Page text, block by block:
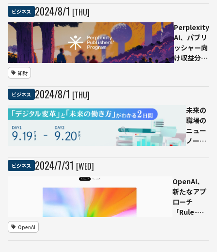
業の
自動
化を
目指
す
ーシ
ョン
提供
開始
発を加速
ビジネス 2024/8/1 [THU]
Perplexity
AI、パブリ
ッシャー向
け収益分配
知財
ビジネス 2024/8/1 [THU]
未来の
職場の
ニュー
ノーマ
信イベ
ント
【DX &
Future
ビジネス 2024/7/31 [WED]
OpenAI、
新たなアプ
ローチ
「Rule-
OpenAI